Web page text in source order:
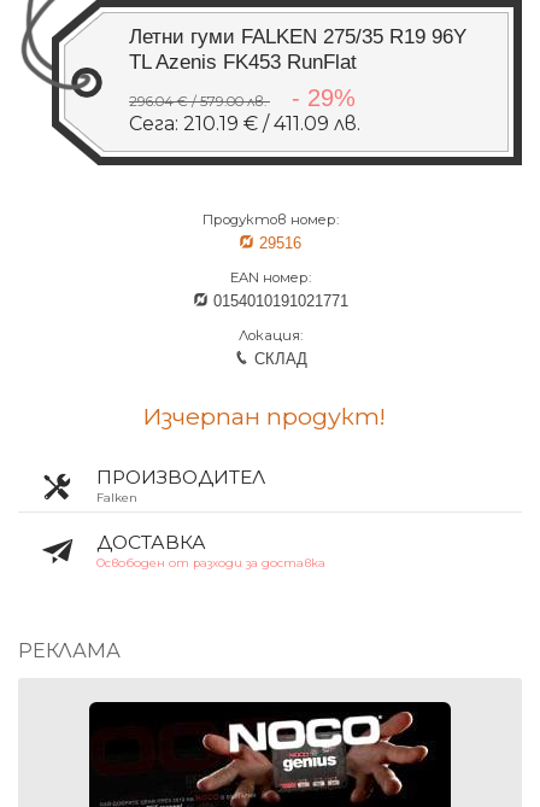
Летни гуми FALKEN 275/35 R19 96Y
TL Azenis FK453 RunFlat
296.04 € / 579.00 лв. - 29%
Сега: 210.19 € / 411.09 лв.
Продуктов номер:
29516
EAN номер:
0154010191021771
Локация:
СКЛАД
Изчерпан продукт!
ПРОИЗВОДИТЕЛ
Falken
ДОСТАВКА
Освободен от разходи за доставка
РЕКЛАМА